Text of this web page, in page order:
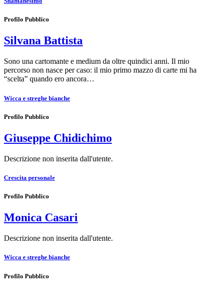
Profilo Pubblico
Silvana Battista
Sono una cartomante e medium da oltre quindici anni. Il mio
percorso non nasce per caso: il mio primo mazzo di carte mi ha
“scelta” quando ero ancora…
Wicca e streghe bianche
Profilo Pubblico
Giuseppe Chidichimo
Descrizione non inserita dall'utente.
Crescita personale
Profilo Pubblico
Monica Casari
Descrizione non inserita dall'utente.
Wicca e streghe bianche
Profilo Pubblico